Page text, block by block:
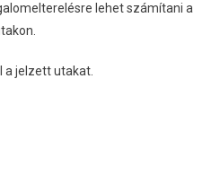
lehet számítani a
a jelzett utakat.